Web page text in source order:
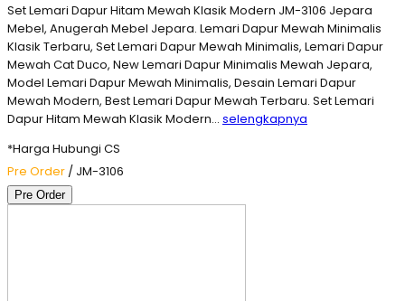
Set Lemari Dapur Hitam Mewah Klasik Modern JM-3106 Jepara
Mebel, Anugerah Mebel Jepara. Lemari Dapur Mewah Minimalis
Klasik Terbaru, Set Lemari Dapur Mewah Minimalis, Lemari Dapur
Mewah Cat Duco, New Lemari Dapur Minimalis Mewah Jepara,
Model Lemari Dapur Mewah Minimalis, Desain Lemari Dapur
Mewah Modern, Best Lemari Dapur Mewah Terbaru. Set Lemari
Dapur Hitam Mewah Klasik Modern… selengkapnya
*Harga Hubungi CS
Pre Order / JM-3106
Pre Order